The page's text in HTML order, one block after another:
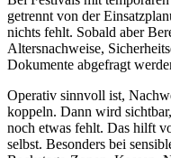
getrennt von der
nichts fehlt. Sobald aber
Altersnachweise,
Dokumente abgefragt
Operativ sinnvoll ist,
koppeln. Dann wird
noch etwas fehlt. Das hilft
selbst. Besonders bei